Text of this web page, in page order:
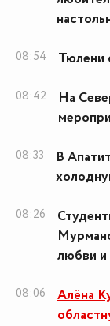
08:54 Тюлени
08:42
На
08:33
В
08:26
любви и
08:06
Алёна